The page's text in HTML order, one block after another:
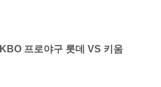
프로야구 롯데 VS 키움